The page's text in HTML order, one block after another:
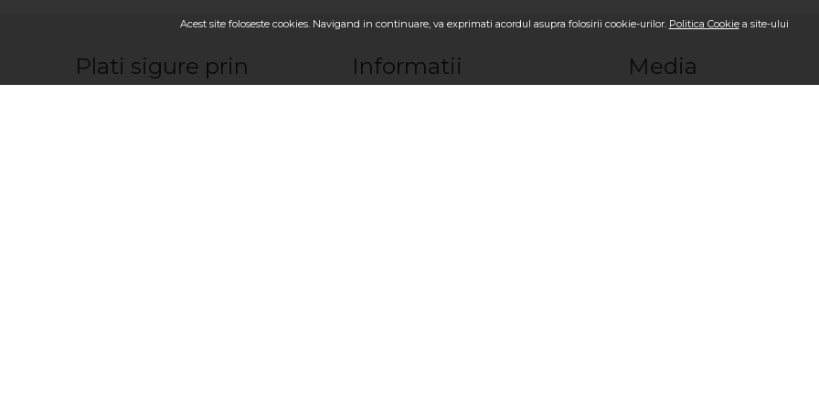
Acest site foloseste cookies. Navigand in continuare, va exprimati acordul asupra folosirii cookie-urilor. Politica Cookiea site-ului
Plati sigure prin Informatii Media